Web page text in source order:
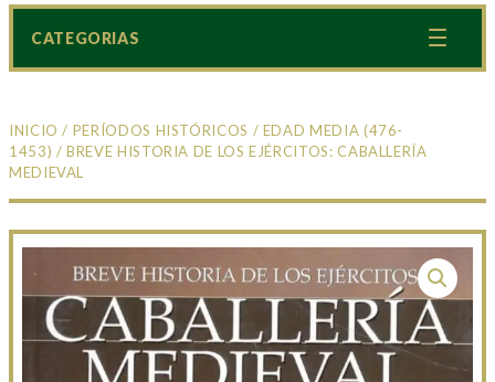
INICIO / PERÍODOS HISTÓRICOS / EDAD MEDIA (476-
1453) / BREVE HISTORIA DE LOS EJÉRCITOS: CABALLERÍA
MEDIEVAL
CATEGORIAS